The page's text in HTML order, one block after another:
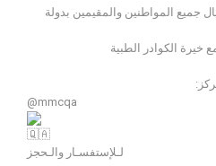
جميع المواطنين والمقيمين بدولة
خيرة الكوادر الطبية
@mmcqa
لـلإستفسـار والـحجز